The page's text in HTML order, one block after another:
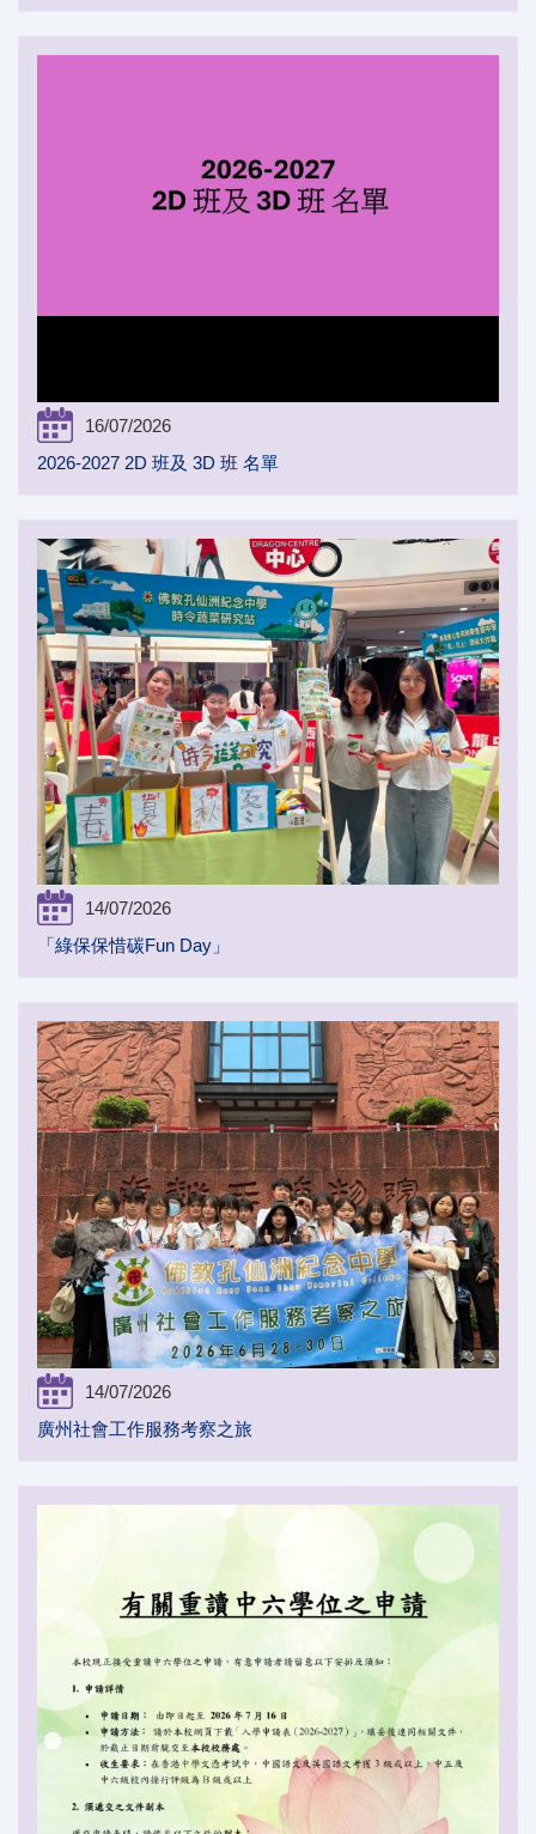
16/07/2026
2026-2027 2D 班及 3D 班 名單
14/07/2026
「綠保保惜碳Fun Day」
14/07/2026
廣州社會工作服務考察之旅